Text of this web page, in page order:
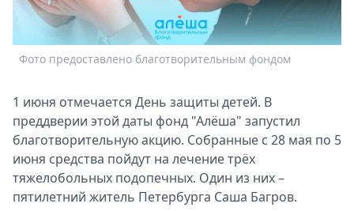
Metro
Стримы
Спецпроекты
Звезды
2026
Скачай
Metro
Фото предоставлено благотворительным фондом
1 июня отмечается День защиты детей. В
преддверии этой даты фонд "Алёша" запустил
благотворительную акцию. Собранные с 28 мая по 5
июня средства пойдут на лечение трёх
тяжелобольных подопечных. Один из них –
пятилетний житель Петербурга Саша Багров.